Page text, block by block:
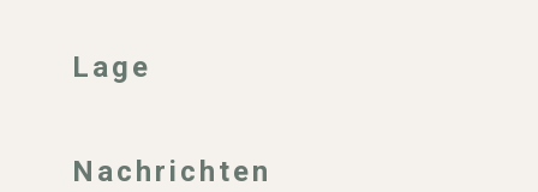
Lage
Nachrichten